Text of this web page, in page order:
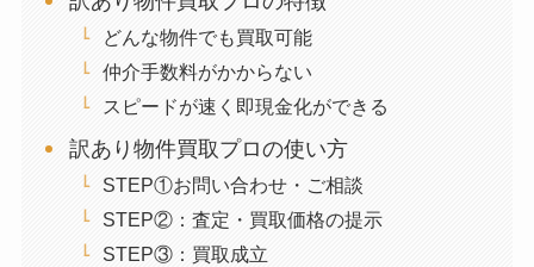
どんな物件でも買取可能
仲介手数料がかからない
スピードが速く即現金化ができる
訳あり物件買取プロの使い方
STEP①お問い合わせ・ご相談
STEP②：査定・買取価格の提示
STEP③：買取成立